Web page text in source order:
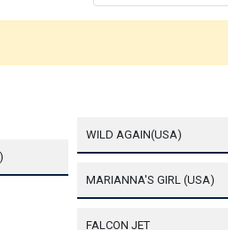
WILD AGAIN(USA)
MARIANNA'S GIRL (USA)
FALCON JET